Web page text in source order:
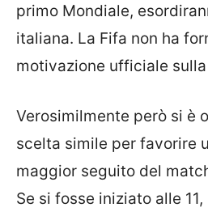
primo Mondiale,
italiana. La Fifa non ha
motivazione ufficiale
Verosimilmente però si è
scelta simile per favorire
maggior seguito del
Se si fosse iniziato alle